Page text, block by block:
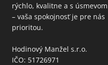
rýchlo, kvalitne a s úsmevom
– vaša spokojnosť je pre nás
prioritou.
Hodinový Manžel s.r.o.
IČO: 51726971